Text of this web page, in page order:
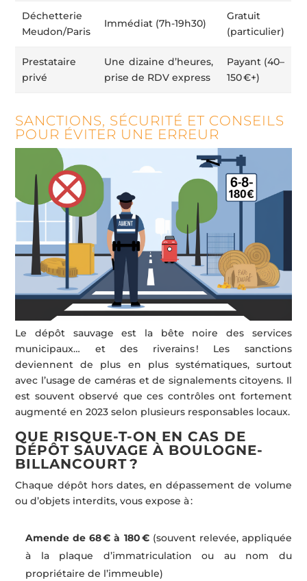
Déchetterie
Meudon/Paris
Immédiat (7h-19h30)
Gratuit
(particulier)
Prestataire
privé
Une dizaine d’heures,
prise de RDV express
Payant (40–
150 €+)
SANCTIONS, SÉCURITÉ ET CONSEILS
POUR ÉVITER UNE ERREUR
Le dépôt sauvage est la bête noire des services
municipaux… et des riverains ! Les sanctions
deviennent de plus en plus systématiques, surtout
avec l’usage de caméras et de signalements citoyens. Il
est souvent observé que ces contrôles ont fortement
augmenté en 2023 selon plusieurs responsables locaux.
QUE RISQUE-T-ON EN CAS DE
DÉPÔT SAUVAGE À BOULOGNE-
BILLANCOURT ?
Chaque dépôt hors dates, en dépassement de volume
ou d’objets interdits, vous expose à :
Amende de 68 € à 180 €(souvent relevée, appliquée
à la plaque d’immatriculation ou au nom du
propriétaire de l’immeuble)